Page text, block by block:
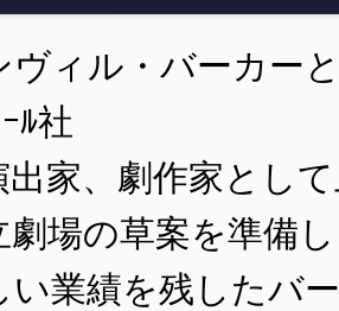
ヴィル・バーカー
ﾙ社
出家、劇作家とし
劇場の草案を準備
い業績を残したバ